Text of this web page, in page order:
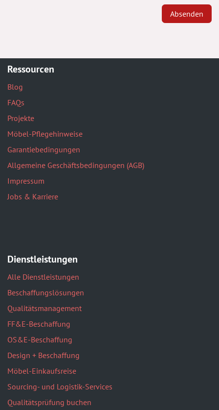
Absenden
Ressourcen
Blog
FAQs
Projekte
Möbel-Pflegehinweise
Garantiebedingungen
Allgemeine Geschäftsbedingungen (AGB)
Impressum
Jobs & Karriere
Dienstleistungen
Alle Dienstleistungen
Beschaffungslösungen
Qualitätsmanagement
FF&E-Beschaffung
OS&E-Beschaffung
Design + Beschaffung
Möbel-Einkaufsreise
Sourcing- und Logistik-Services
Qualitätsprüfung buchen